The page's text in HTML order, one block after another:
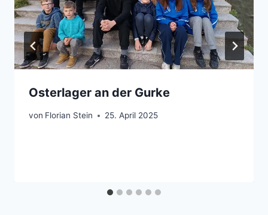
Osterlager an der Gurke
von Florian Stein 25. April 2025